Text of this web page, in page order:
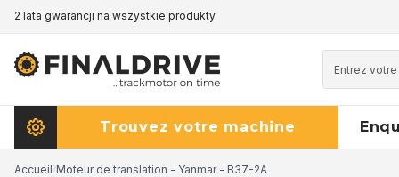
2 lata gwarancji na wszystkie produkty
Trouvez votre machine
Accueil/Moteur de translation - Yanmar - B37-2A